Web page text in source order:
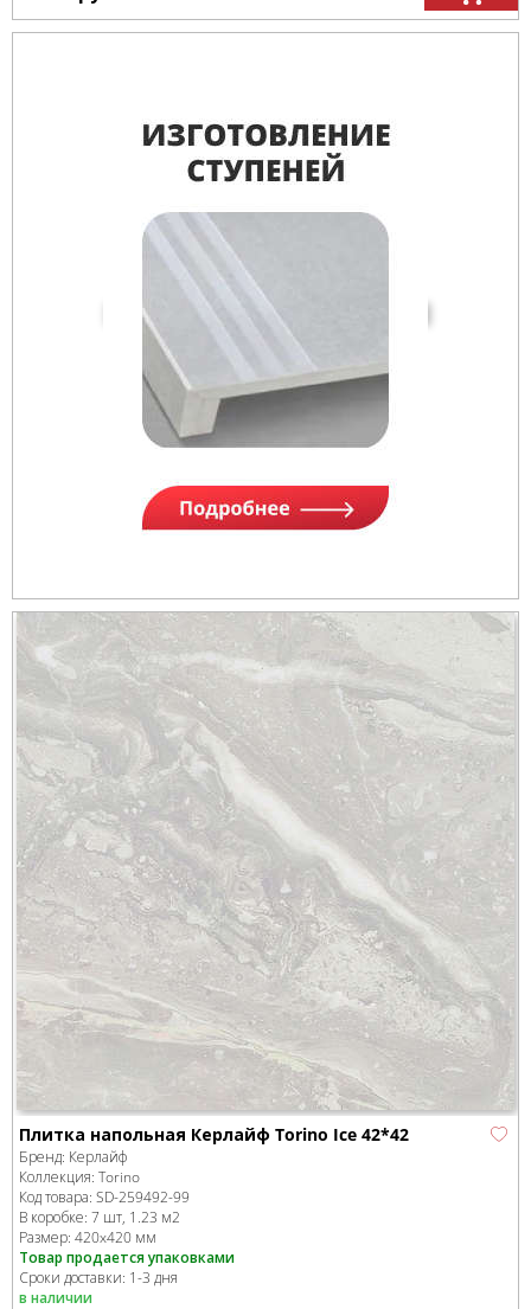
Плитка напольная Керлайф Torino Ice 42*42
Бренд: Керлайф
Коллекция: Torino
Код товара: SD-259492-99
В коробке: 7 шт, 1.23 м2
Размер: 420x420 мм
Товар продается упаковками
Сроки доставки: 1-3 дня
в наличии